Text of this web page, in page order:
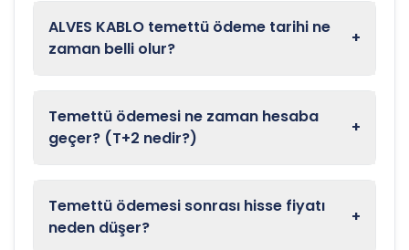
ALVES KABLO temettü ödeme tarihi ne
zaman belli olur?
+
Temettü ödemesi ne zaman hesaba
geçer? (T+2 nedir?)
+
Temettü ödemesi sonrası hisse fiyatı
neden düşer?
+